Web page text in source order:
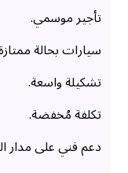
تأجير موسمي.
سيارات بحالة
تشكيلة واسعة.
تكلفة مُخفضة.
دعم فني على مدار